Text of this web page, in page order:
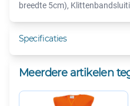
breedte 5cm),
Specificaties
Meerdere artikelen